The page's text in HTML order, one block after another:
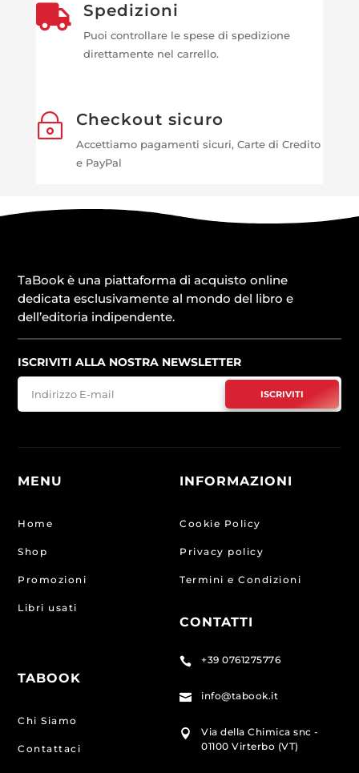
 Spedizioni
Puoi controllare le spese di spedizione
direttamente nel carrello.
~ Checkout sicuro
Accettiamo pagamenti sicuri, Carte di Credito
e PayPal
TaBook è una piattaforma di acquisto online
dedicata esclusivamente al mondo del libro e
dell’editoria indipendente.
ISCRIVITI ALLA NOSTRA NEWSLETTER
ISCRIVITI
MENU
Home
Shop
Promozioni
Libri usati
TABOOK
Chi Siamo
Contattaci
INFORMAZIONI
Cookie Policy
Privacy policy
Termini e Condizioni
CONTATTI
 +39 0761275776
 info@tabook.it

Via della Chimica snc -
01100 Virterbo (VT)